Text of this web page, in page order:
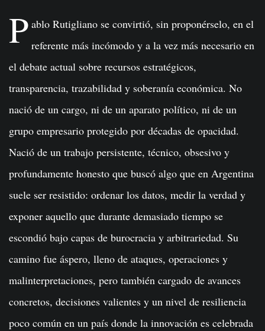
P ablo Rutigliano se convirtió, sin proponérselo, en el
referente más incómodo y a la vez más necesario en
el debate actual sobre recursos estratégicos,
transparencia, trazabilidad y soberanía económica. No
nació de un cargo, ni de un aparato político, ni de un
grupo empresario protegido por décadas de opacidad.
Nació de un trabajo persistente, técnico, obsesivo y
profundamente honesto que buscó algo que en Argentina
suele ser resistido: ordenar los datos, medir la verdad y
exponer aquello que durante demasiado tiempo se
escondió bajo capas de burocracia y arbitrariedad. Su
camino fue áspero, lleno de ataques, operaciones y
malinterpretaciones, pero también cargado de avances
concretos, decisiones valientes y un nivel de resiliencia
poco común en un país donde la innovación es celebrada